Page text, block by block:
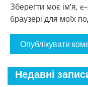
Зберегти моє ім'я,
браузері для моїх
Недавні